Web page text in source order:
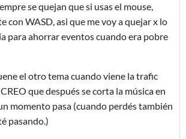
se quejan que si usas el mouse,
con WASD, asi que me voy a quejar x lo
para ahorrar eventos cuando era pobre
el otro tema cuando viene la trafic
que después se corta la música en
momento pasa (cuando perdés también
pasando.)